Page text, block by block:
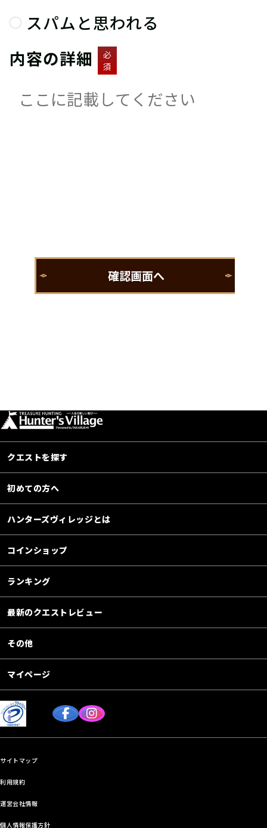
スパムと思われる
内容の詳細
必
須
クエストを探す
初めての方へ
ハンターズヴィレッジとは
コインショップ
ランキング
最新のクエストレビュー
その他
マイページ
サイトマップ
利用規約
運営会社情報
個人情報保護方針